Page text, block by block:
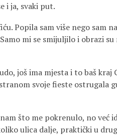
i ja, svaki put.
Popila sam više nego sam
mi se smijuljilo i obrazi
još ima mjesta i to baš kraj
svoje fieste ostrugala
što me pokrenulo, no već
ulica dalje, praktički u